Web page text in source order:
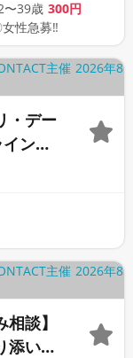
り♪♪♪
〜39歳 300円
女性急募‼
・デー
ンカ
談】
添いま